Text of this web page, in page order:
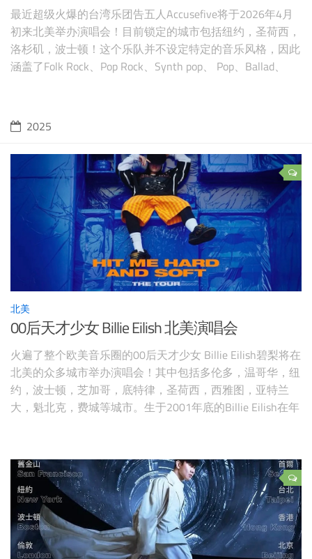
最近超级火爆的台湾乐团告五人Accusefive将于2026年4月
初来北美举办演唱会！目前锁定的城市包括纽约，圣荷西，
洛杉矶，波士顿！这个乐队并不设定特定的音乐风格，因此
涵盖了Folk Rock、Pop Rock、Synth pop、 Pop、Ballad、
力。他们的成名作品包括：《好不容
2025
北美
00后天才少女 Billie Eilish 北美演唱会
火遍了整个欧美音乐圈的00后天才少女 Billie Eilish碧梨将在
北美的众多城市举办演唱会！其中包括多伦多，温哥华，纽
约，波士顿，芝加哥，底特律，圣荷西，西雅图，亚特兰
大，魁北克，费城等城市。生于2001年底的Billie Eilish在年
认将于近期发布！该